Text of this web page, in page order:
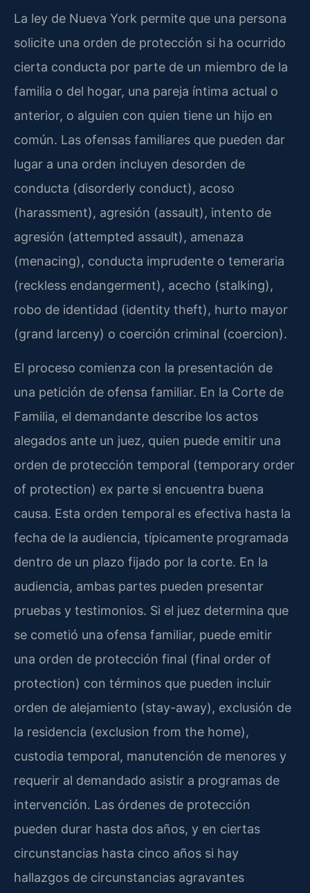
La ley de Nueva York permite que una persona
solicite una orden de protección si ha ocurrido
cierta conducta por parte de un miembro de la
familia o del hogar, una pareja íntima actual o
anterior, o alguien con quien tiene un hijo en
común. Las ofensas familiares que pueden dar
lugar a una orden incluyen desorden de
conducta (disorderly conduct), acoso
(harassment), agresión (assault), intento de
agresión (attempted assault), amenaza
(menacing), conducta imprudente o temeraria
(reckless endangerment), acecho (stalking),
robo de identidad (identity theft), hurto mayor
(grand larceny) o coerción criminal (coercion).
El proceso comienza con la presentación de
una petición de ofensa familiar. En la Corte de
Familia, el demandante describe los actos
alegados ante un juez, quien puede emitir una
orden de protección temporal (temporary order
of protection) ex parte si encuentra buena
causa. Esta orden temporal es efectiva hasta la
fecha de la audiencia, típicamente programada
dentro de un plazo fijado por la corte. En la
audiencia, ambas partes pueden presentar
pruebas y testimonios. Si el juez determina que
se cometió una ofensa familiar, puede emitir
una orden de protección final (final order of
protection) con términos que pueden incluir
orden de alejamiento (stay-away), exclusión de
la residencia (exclusion from the home),
custodia temporal, manutención de menores y
requerir al demandado asistir a programas de
intervención. Las órdenes de protección
pueden durar hasta dos años, y en ciertas
circunstancias hasta cinco años si hay
hallazgos de circunstancias agravantes